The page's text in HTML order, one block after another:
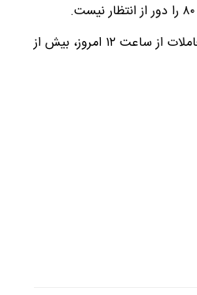
همزمان با ریزش در بازار ارز، بازار طلا هم نزولی است و صندوق‌های طلای بورسی با شروع معاملات از ساعت ۱۲ امروز، بیش از